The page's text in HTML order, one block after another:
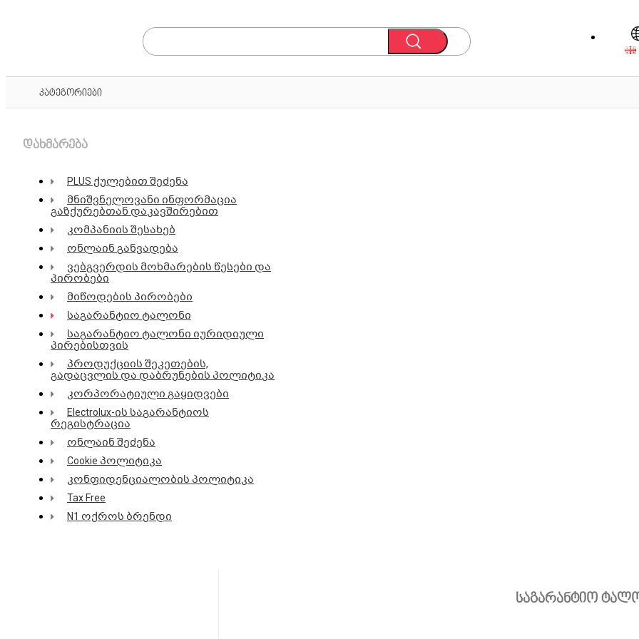
კატეგორიები
დახმარება
PLUS ქულებით შეძენა
მნიშვნელოვანი ინფორმაცია
გაზქურებთან დაკავშირებით
კომპანიის შესახებ
ონლაინ განვადება
ვებგვერდის მოხმარების წესები და
პირობები
მიწოდების პირობები
საგარანტიო ტალონი
საგარანტიო ტალონი იურიდიული
პირებისთვის
პროდუქციის შეკეთების,
გადაცვლის და დაბრუნების პოლიტიკა
კორპორატიული გაყიდვები
Electrolux-ის საგარანტიოს
რეგისტრაცია
ონლაინ შეძენა
Cookie პოლიტიკა
კონფიდენციალობის პოლიტიკა
Tax Free
N1 ოქროს ბრენდი
საგარანტიო